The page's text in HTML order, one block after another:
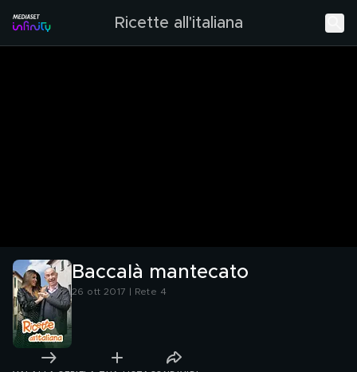
Ricette all'italiana
Baccalà mantecato
26 ott 2017 | Rete 4